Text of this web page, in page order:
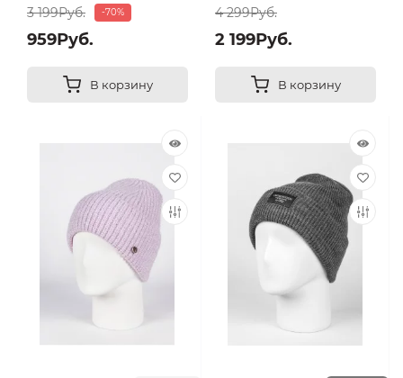
3 199Руб. -70%
959Руб.
В корзину
4 299Руб.
2 199Руб.
В корзину